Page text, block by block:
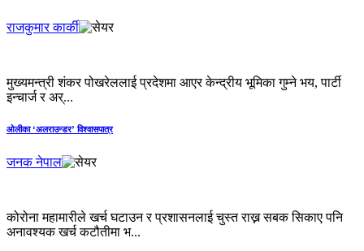
राजकुमार कार्की
मुख्यमन्त्री शंकर पोखरेललाई प्रदेशमा आएर केन्द्रीय भूमिका गुम्ने भय, पार्टी
इन्चार्ज र अर्...
ओलीका ‘अलराउन्डर’ विश्वासपात्र
जनक नेपाल
कोरोना महामारीले खर्च घटाउन र प्रशासनलाई चुस्त राख्न सबक सिकाए पनि
अनावश्यक खर्च कटौतीमा भ...